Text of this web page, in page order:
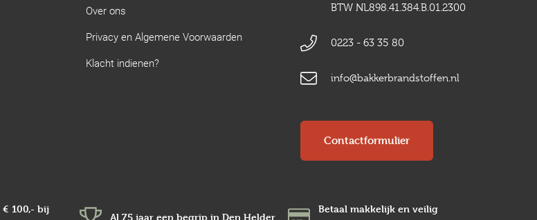
Over ons
Privacy en Algemene Voorwaarden
Klacht indienen?
BTW NL898.41.384.B.01.2300
0223 - 63 35 80
info@bakkerbrandstoffen.nl
Contactformulier
€ 100,- bij
Al 75 jaar een begrip in Den Helder
Betaal makkelijk en veilig